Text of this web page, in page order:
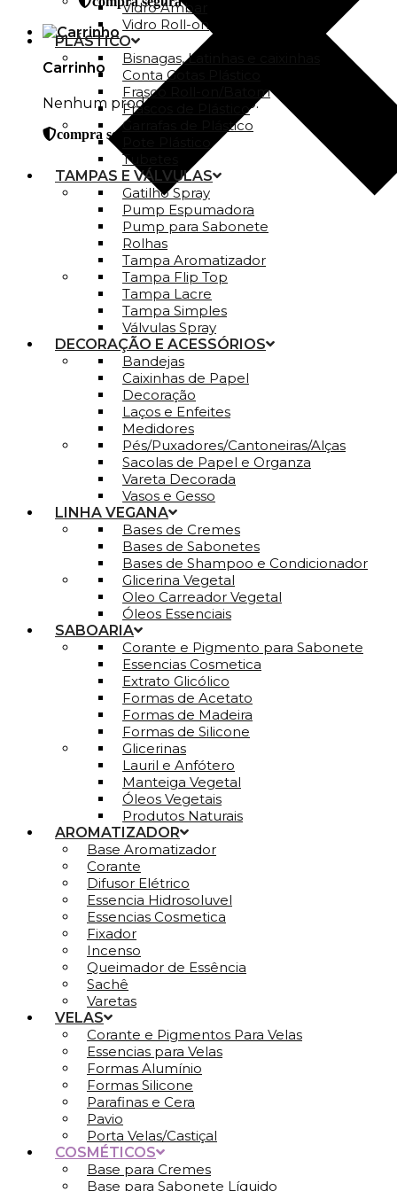
Carrinho
Nenhum produto no carrinho.
compra segura
Vidro Ambar
Vidro Roll-on
PLÁSTICO
Bisnagas, Latinhas e caixinhas
Conta Gotas Plástico
Frasco Roll-on/Batom
Frascos de Plástico
Garrafas de Plástico
Tubetes
TAMPAS E VÁLVULAS
Gatilho Spray
Pump Espumadora
Pump para Sabonete
Rolhas
Tampa Aromatizador
Tampa Flip Top
Tampa Lacre
Tampa Simples
Válvulas Spray
DECORAÇÃO E ACESSÓRIOS
Bandejas
Caixinhas de Papel
Decoração
Laços e Enfeites
Medidores
Pés/Puxadores/Cantoneiras/Alças
Sacolas de Papel e Organza
Vareta Decorada
Vasos e Gesso
LINHA VEGANA
Bases de Cremes
Bases de Sabonetes
Bases de Shampoo e Condicionador
Glicerina Vegetal
Oleo Carreador Vegetal
Óleos Essenciais
SABOARIA
Corante e Pigmento para Sabonete
Essencias Cosmetica
Extrato Glicólico
Formas de Acetato
Formas de Madeira
Formas de Silicone
Glicerinas
Lauril e Anfótero
Manteiga Vegetal
Óleos Vegetais
Produtos Naturais
AROMATIZADOR
Base Aromatizador
Corante
Difusor Elétrico
Essencia Hidrosoluvel
Essencias Cosmetica
Fixador
Incenso
Queimador de Essência
Sachê
Varetas
VELAS
Corante e Pigmentos Para Velas
Essencias para Velas
Formas Alumínio
Formas Silicone
Parafinas e Cera
Pavio
Porta Velas/Castiçal
COSMÉTICOS
Base para Cremes
Base para Sabonete Líquido